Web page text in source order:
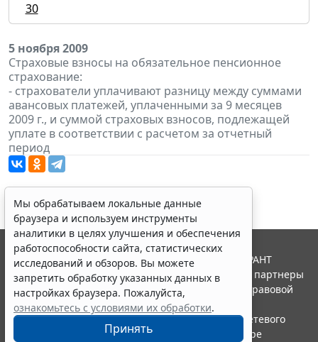
30
5 ноября 2009
Страховые взносы на обязательное пенсионное
страхование:
- страхователи уплачивают разницу между суммами
авансовых платежей, уплаченными за 9 месяцев
2009 г., и суммой страховых взносов, подлежащей
уплате в соответствии с расчетом за отчетный
период
Мы обрабатываем локальные данные
браузера и используем инструменты
аналитики в целях улучшения и обеспечения
работоспособности сайта, статистических
исследований и обзоров. Вы можете
запретить обработку указанных данных в
настройках браузера. Пожалуйста,
ознакомьтесь с условиями их обработки.
Принять
© ООО "НПП "ГАРАНТ-СЕРВИС", 2026. Система ГАРАНТ
выпускается с 1990 года. Компания "Гарант" и ее партнеры
являются участниками Российской ассоциации правовой
информации ГАРАНТ.
Портал ГАРАНТ.РУ зарегистрирован в качестве сетевого
издания Федеральной службой по надзору в сфере